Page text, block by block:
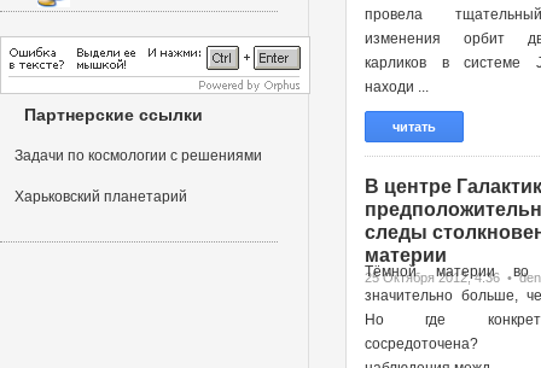
провела
изменения орбит
карликов в системе
находи ...
читать
В центре
следы
материи
25 Октября 2012, 4:36 • den
Тёмной материи во
значительно больше,
Но где
Партнерские ссылки
Задачи по космологии с решениями
Харьковский планетарий